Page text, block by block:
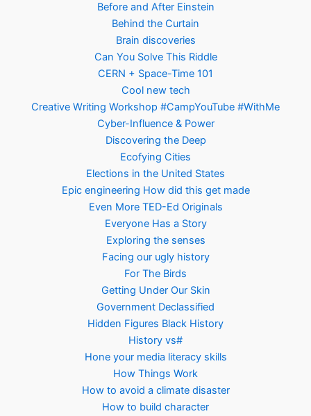
Before and After Einstein
Behind the Curtain
Brain discoveries
Can You Solve This Riddle
CERN + Space-Time 101
Cool new tech
Creative Writing Workshop #CampYouTube #WithMe
Cyber-Influence & Power
Discovering the Deep
Ecofying Cities
Elections in the United States
Epic engineering How did this get made
Even More TED-Ed Originals
Everyone Has a Story
Exploring the senses
Facing our ugly history
For The Birds
Getting Under Our Skin
Government Declassified
Hidden Figures Black History
History vs#
Hone your media literacy skills
How Things Work
How to avoid a climate disaster
How to build character